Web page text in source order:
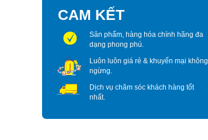
CAM KẾT
Sản phẩm, hàng hóa chính hãng đa
dạng phong phú.
Luôn luôn giá rẻ & khuyến mại không
ngừng.
Dịch vụ chăm sóc khách hàng tốt
nhất.